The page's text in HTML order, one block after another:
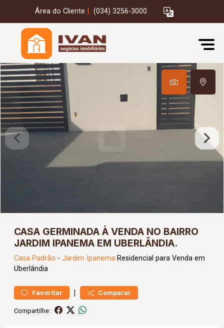
Área do Cliente (034) 3256-3000
CASA GERMINADA À VENDA NO BAIRRO
JARDIM IPANEMA EM UBERLÂNDIA.
Casa Padrão - Jardim Ipanema Residencial para Venda em
Uberlândia
Favoritar | Comparar
Compartilhe: